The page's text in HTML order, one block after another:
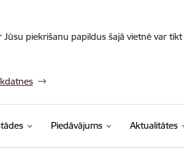
piekrišanu papildus šajā vietnē var
Piedāvājums Aktualitātes